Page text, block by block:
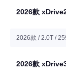
2026款
2026款 / 2.0T /
2026款